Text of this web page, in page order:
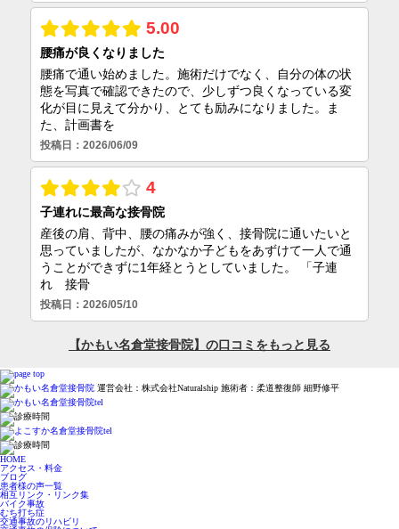
運営会社：株式会社Naturalship 施術者：柔道整復師 細野修平
HOME
アクセス・料金
ブログ
患者様の声一覧
相互リンク・リンク集
バイク事故
むち打ち症
交通事故のリハビリ